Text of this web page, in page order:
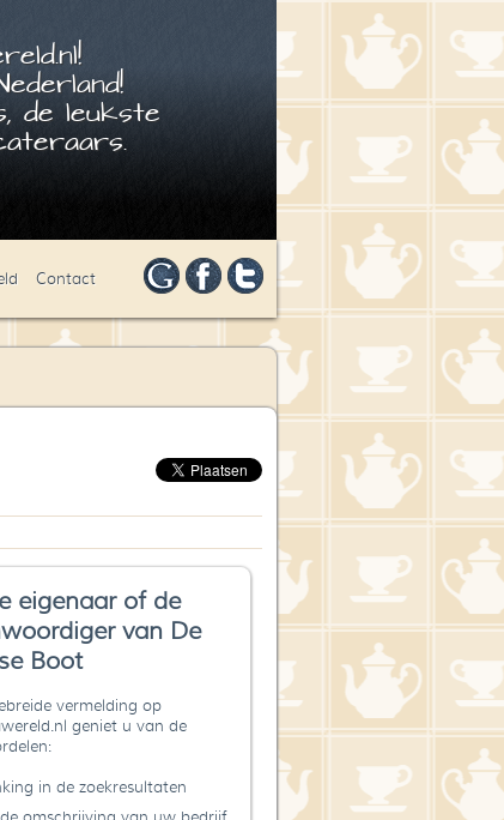
de leukste
Contact
eigenaar of de
van De
Boot
vermelding op
geniet u van de
in de zoekresultaten